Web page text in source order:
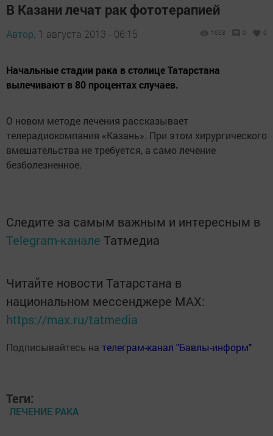
В Казани лечат рак фототерапией
Автор, 1 августа 2013 - 06:15 1053 0 0
Начальные стадии рака в столице Татарстана
вылечивают в 80 процентах случаев.
О новом методе лечения рассказывает
телерадиокомпания «Казань». При этом хирургического
вмешательства не требуется, а само лечение
безболезненное.
Следите за самым важным и интересным в
Telegram-канале Татмедиа
Читайте новости Татарстана в
национальном мессенджере MАХ:
https://max.ru/tatmedia
Подписывайтесь на телеграм-канал "Бавлы-информ"
Теги:
ЛЕЧЕНИЕ РАКА